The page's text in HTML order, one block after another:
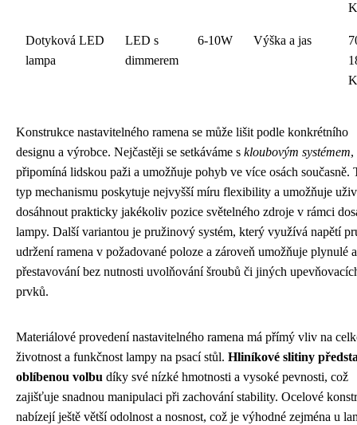
Dotyková LED
lampa
LED s
dimmerem
6-10W Výška a jas
Konstrukce nastavitelného ramena se může lišit podle konkrétního
designu a výrobce. Nejčastěji se setkáváme s kloubovým systémem,
připomíná lidskou paži a umožňuje pohyb ve více osách současně.
typ mechanismu poskytuje nejvyšší míru flexibility a umožňuje
dosáhnout prakticky jakékoliv pozice světelného zdroje v rámci
lampy. Další variantou je pružinový systém, který využívá napětí
udržení ramena v požadované poloze a zároveň umožňuje plynulé
přestavování bez nutnosti uvolňování šroubů či jiných
prvků.
Materiálové provedení nastavitelného ramena má přímý vliv na
životnost a funkčnost lampy na psací stůl. Hliníkové slitiny
oblíbenou volbu díky své nízké hmotnosti a vysoké pevnosti, což
zajišťuje snadnou manipulaci při zachování stability. Ocelové
nabízejí ještě větší odolnost a nosnost, což je výhodné zejména u